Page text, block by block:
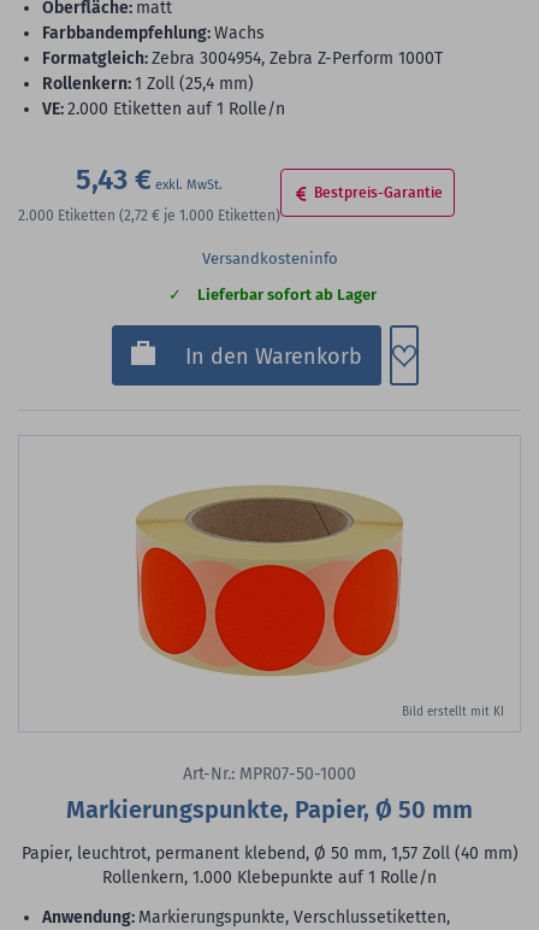
Oberfläche: matt
Farbbandempfehlung:Wachs
Formatgleich:Zebra 3004954, Zebra Z-Perform 1000T
Rollenkern:1 Zoll (25,4 mm)
VE:2.000 Etiketten auf 1 Rolle/n
5,43 €
2.000 Etiketten (2,72 € je 1.000 Etiketten)
Bestpreis-Garantie
Versandkosteninfo
Lieferbar sofort ab Lager
In den Warenkorb Zum
Bild erstellt mit KI
Art-Nr.: MPR07-50-1000
Markierungspunkte, Papier, Ø 50 mm
Papier, leuchtrot, permanent klebend, Ø 50 mm, 1,57 Zoll (40 mm)
Rollenkern, 1.000 Klebepunkte auf 1 Rolle/n
Anwendung: Markierungspunkte, Verschlussetiketten,